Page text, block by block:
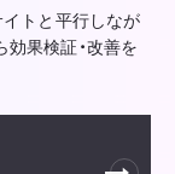
トと平行しなが
果検証・改善を